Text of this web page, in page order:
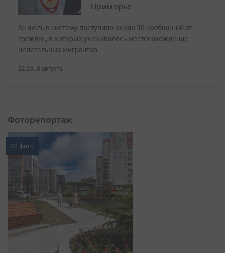
Приморье
За июль в систему поступило около 30 сообщений от
граждан, в которых указывалось местонахождение
нелегальных мигрантов
22:29, 8 августа
Фоторепортаж
20 фото